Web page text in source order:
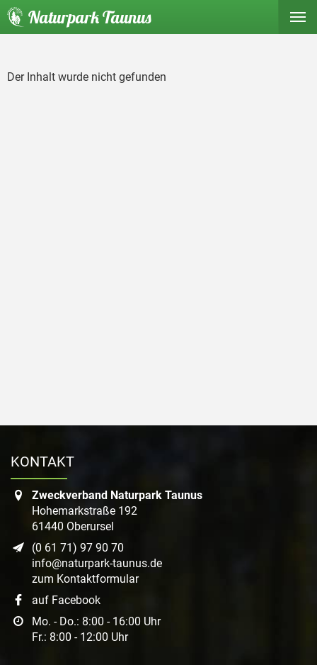
Naturpark Taunus
Der Inhalt wurde nicht gefunden
KONTAKT
Zweckverband Naturpark Taunus
Hohemarkstraße 192
61440 Oberursel
(0 61 71) 97 90 70
info@naturpark-taunus.de
zum Kontaktformular
auf Facebook
Mo. - Do.: 8:00 - 16:00 Uhr
Fr.: 8:00 - 12:00 Uhr